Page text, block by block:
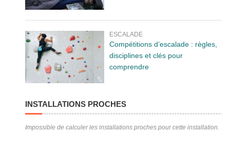
ESCALADE
Compétitions d’escalade : règles,
disciplines et clés pour
comprendre
INSTALLATIONS PROCHES
Impossible de calculer les installations proches pour cette installation.